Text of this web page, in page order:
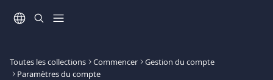
Toutes les collections Commencer
Gestion du compte
Paramètres du compte